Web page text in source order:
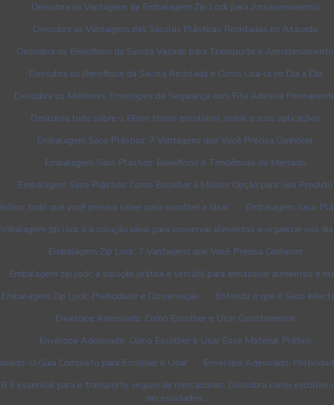
Descubra as Vantagens da Embalagem Zip Lock para Armazenamento
Descubra as Vantagens das Sacolas Plásticas Recicladas no Atacado
Descubra os Benefícios da Sacola Vazado para Transporte e Armazenamento
Descubra os Benefícios da Sacola Reciclada e Como Usá-la no Dia a Dia
Descubra os Melhores Envelopes de Segurança com Fita Adesiva
Descubra tudo sobre o Filme termo encolhível shrink e suas aplicações
Embalagem Saco Plástico: 7 Vantagens que Você Precisa Conhecer
Embalagem Saco Plástico: Benefícios e Tendências do Mercado
Embalagem Saco Plástico: Como Escolher a Melhor Opção para Seu Produto
tudo que você precisa saber para escolher a ideal
Embalagem Saco
zip lock é a solução ideal para conservar alimentos e organizar seu dia
Embalagem Zip Lock: 7 Vantagens que Você Precisa Conhecer
Embalagem zip lock: a solução prática e versátil para armazenar alimentos e
Embalagem Zip Lock: Praticidade e Conservação
Entenda o que é Saco
Envelope Adesivado: Como Escolher e Usar Corretamente
Envelope Adesivado: Como Escolher e Usar Esse Material Prático
O Guia Completo para Escolher e Usar
Envelope Adesivado:
é essencial para o transporte seguro de mercadorias. Descubra como escolher
necessidades.